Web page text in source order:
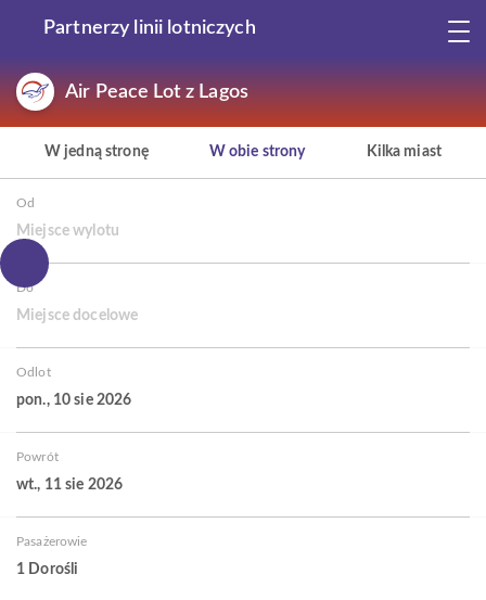
Partnerzy linii lotniczych
Air Peace Lot z Lagos
W jedną stronę W obie strony Kilka miast
Od
Miejsce wylotu
Do
Miejsce docelowe
Odlot
pon., 10 sie 2026
Powrót
wt., 11 sie 2026
Pasażerowie
1 Dorośli